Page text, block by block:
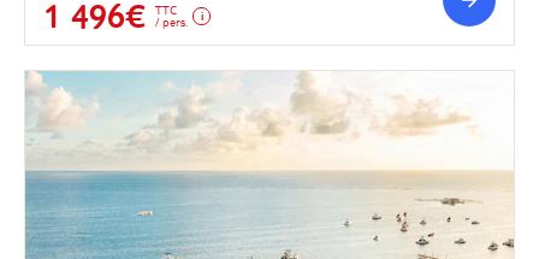
1 496€
TTC
/ pers.